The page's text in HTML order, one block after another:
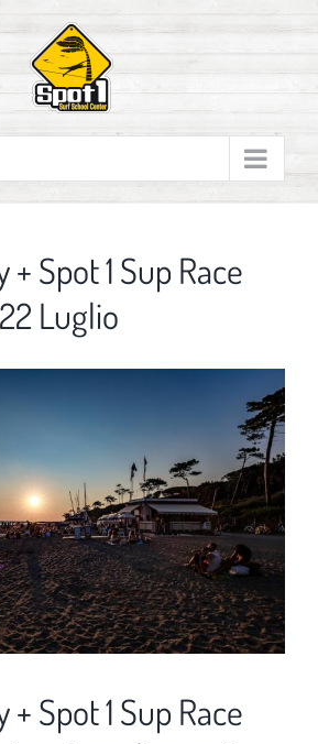
+ Spot 1 Sup Race
Luglio
+ Spot 1 Sup Race